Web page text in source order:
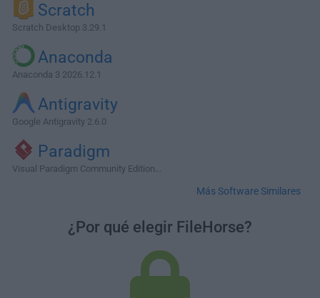
Scratch
Scratch Desktop 3.29.1
Anaconda
Anaconda 3 2026.12.1
Antigravity
Google Antigravity 2.6.0
Paradigm
Visual Paradigm Community Edition...
Más Software Similares
¿Por qué elegir FileHorse?